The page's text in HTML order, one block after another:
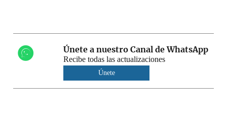
Únete a nuestro Canal de WhatsApp
Recibe todas las actualizaciones
Únete